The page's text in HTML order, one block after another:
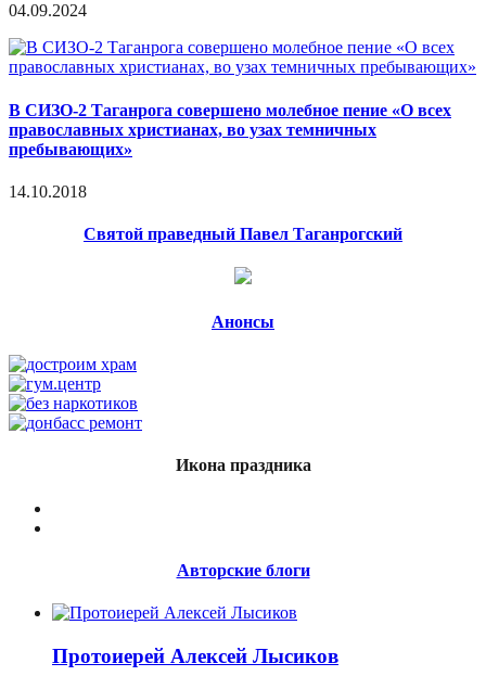
04.09.2024
В СИЗО-2 Таганрога совершено молебное пение «О всех
православных христианах, во узах темничных
пребывающих»
14.10.2018
Святой праведный Павел Таганрогский
Анонсы
Икона праздника
Авторские блоги
Протоиерей Алексей Лысиков